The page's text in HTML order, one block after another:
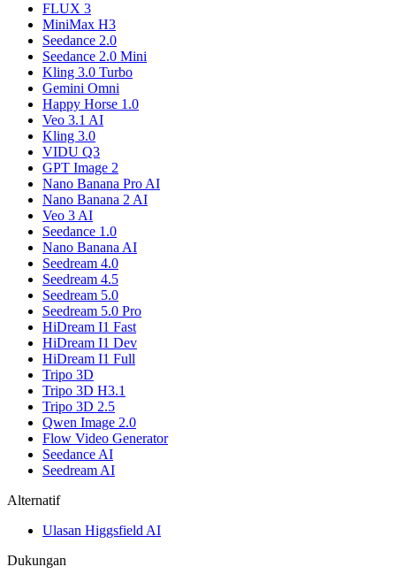
FLUX 3
MiniMax H3
Seedance 2.0
Seedance 2.0 Mini
Kling 3.0 Turbo
Gemini Omni
Happy Horse 1.0
Veo 3.1 AI
Kling 3.0
VIDU Q3
GPT Image 2
Nano Banana Pro AI
Nano Banana 2 AI
Veo 3 AI
Seedance 1.0
Nano Banana AI
Seedream 4.0
Seedream 4.5
Seedream 5.0
Seedream 5.0 Pro
HiDream I1 Fast
HiDream I1 Dev
HiDream I1 Full
Tripo 3D
Tripo 3D H3.1
Tripo 3D 2.5
Qwen Image 2.0
Flow Video Generator
Seedance AI
Seedream AI
Alternatif
Ulasan Higgsfield AI
Dukungan